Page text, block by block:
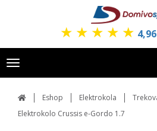
★ ★ ★ ★ ★ 4,96
Toggle
navigation
Eshop Elektrokola
Elektrokolo Crussis e-Gordo 1.7